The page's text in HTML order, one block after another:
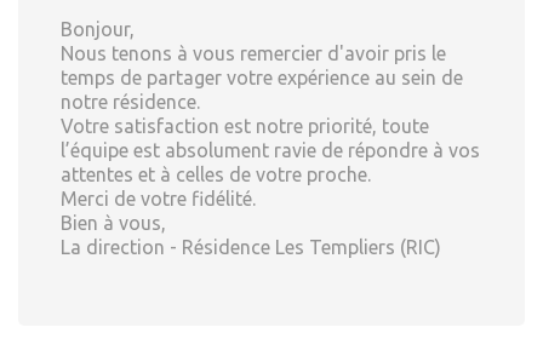
Bonjour,
Nous tenons à vous remercier d'avoir pris le
temps de partager votre expérience au sein de
notre résidence.
Votre satisfaction est notre priorité, toute
l’équipe est absolument ravie de répondre à vos
attentes et à celles de votre proche.
Merci de votre fidélité.
Bien à vous,
La direction - Résidence Les Templiers (RIC)